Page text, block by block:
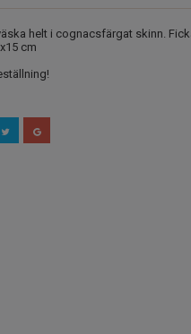
helt i cognacsfärgat skinn.
cm